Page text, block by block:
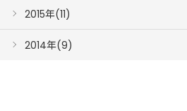
2015年(11)
2014年(9)